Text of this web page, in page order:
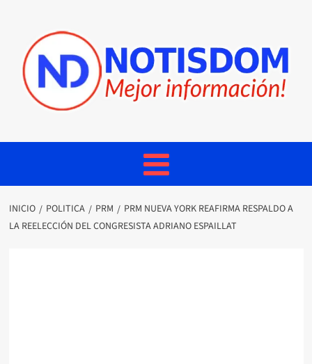
INICIO POLITICA PRM
PRM NUEVA YORK REAFIRMA RESPALDO A
LA REELECCIÓN DEL CONGRESISTA ADRIANO ESPAILLAT